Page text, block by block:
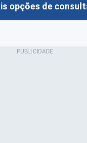
opções de